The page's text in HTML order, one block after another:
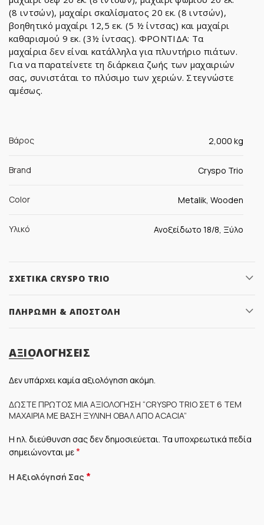
(8 ιντσών), μαχαίρι σκαλίσματος 20 εκ. (8 ιντσών),
βοηθητικό μαχαίρι 12,5 εκ. (5 ½ ίντσας) και μαχαίρι
καθαρισμού 9 εκ. (3½ ίντσας). ΦΡΟΝΤΙΔΑ: Τα
μαχαίρια δεν είναι κατάλληλα για πλυντήριο πιάτων.
Για να παρατείνετε τη διάρκεια ζωής των μαχαιριών
σας, συνιστάται το πλύσιμο των χεριών. Στεγνώστε
αμέσως.
Βάρος 2,000 kg
Brand Cryspo Trio
Color Metalik, Wooden
Υλικό Ανοξείδωτο 18/8, Ξύλο
ΣΧΕΤΙΚΆ CRYSPO TRIO
ΠΛΗΡΩΜΉ & ΑΠΟΣΤΟΛΉ
ΑΞΙΟΛΟΓΉΣΕΙΣ
Δεν υπάρχει καμία αξιολόγηση ακόμη.
ΔΏΣΤΕ ΠΡΏΤΟΣ ΜΊΑ ΑΞΙΟΛΌΓΗΣΗ “CRYSPO TRIO ΣΕΤ 6 ΤΕΜ
ΜΑΧΑΊΡΙΑ ΜΕ ΒΆΣΗ ΞΎΛΙΝΗ ΟΒΆΛ ΑΠΌ ACACIA”
Η ηλ. διεύθυνση σας δεν δημοσιεύεται. Τα υποχρεωτικά πεδία
σημειώνονται με*
Η Αξιολόγησή Σας *